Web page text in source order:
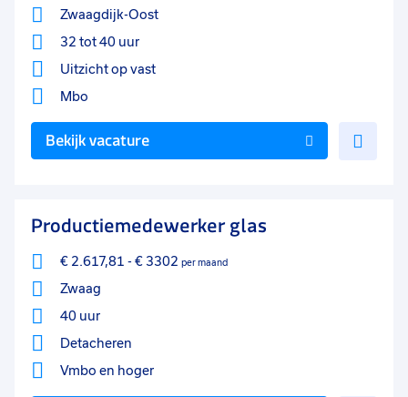
Zwaagdijk-Oost
32 tot 40 uur
Uitzicht op vast
Mbo
Bekijk vacature
Productiemedewerker glas
€ 2.617,81 - € 3302 per maand
Zwaag
40 uur
Detacheren
Vmbo en hoger